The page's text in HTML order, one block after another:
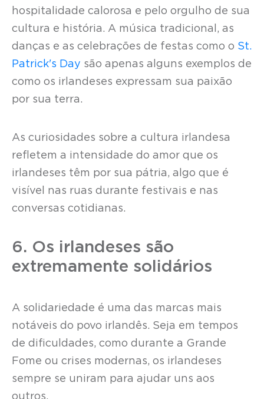
hospitalidade calorosa e pelo orgulho de sua
cultura e história. A música tradicional, as
danças e as celebrações de festas como o St.
Patrick's Day são apenas alguns exemplos de
como os irlandeses expressam sua paixão
por sua terra.
As curiosidades sobre a cultura irlandesa
refletem a intensidade do amor que os
irlandeses têm por sua pátria, algo que é
visível nas ruas durante festivais e nas
conversas cotidianas.
6. Os irlandeses são
extremamente solidários
A solidariedade é uma das marcas mais
notáveis do povo irlandês. Seja em tempos
de dificuldades, como durante a Grande
Fome ou crises modernas, os irlandeses
sempre se uniram para ajudar uns aos
outros.